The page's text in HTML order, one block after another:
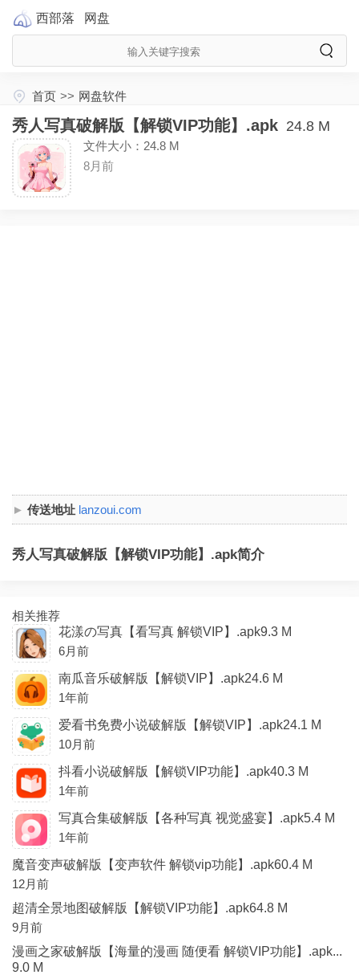
西部落 网盘
首页 >> 网盘软件
秀人写真破解版【解锁VIP功能】.apk 24.8 M
文件大小：24.8 M
8月前
传送地址 lanzoui.com
秀人写真破解版【解锁VIP功能】.apk简介
相关推荐
花漾の写真【看写真 解锁VIP】.apk9.3 M
6月前
南瓜音乐破解版【解锁VIP】.apk24.6 M
1年前
爱看书免费小说破解版【解锁VIP】.apk24.1 M
10月前
抖看小说破解版【解锁VIP功能】.apk40.3 M
1年前
写真合集破解版【各种写真 视觉盛宴】.apk5.4 M
1年前
魔音变声破解版【变声软件 解锁vip功能】.apk60.4 M
12月前
超清全景地图破解版【解锁VIP功能】.apk64.8 M
9月前
漫画之家破解版【海量的漫画 随便看 解锁VIP功能】.apk...
9.0 M